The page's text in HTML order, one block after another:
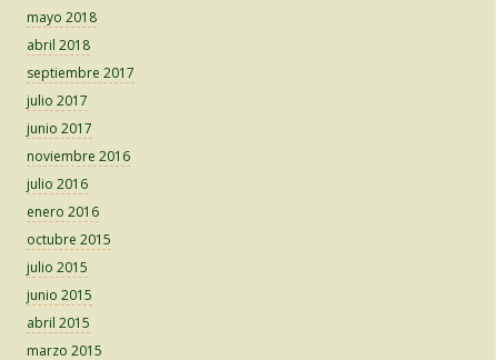
mayo 2018
abril 2018
septiembre 2017
julio 2017
junio 2017
noviembre 2016
julio 2016
enero 2016
octubre 2015
julio 2015
junio 2015
abril 2015
marzo 2015